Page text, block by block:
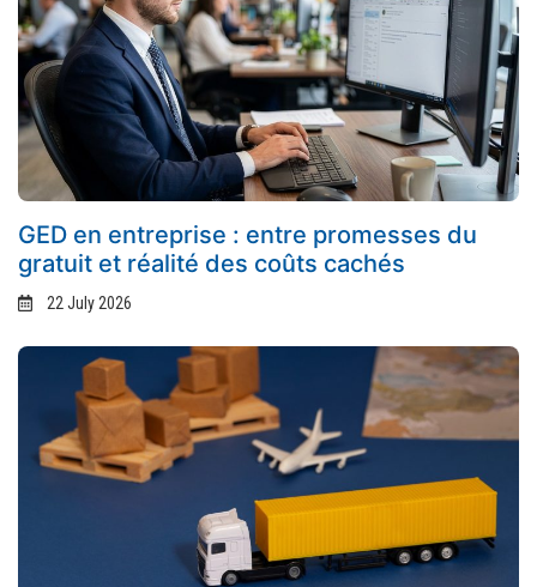
GED en entreprise : entre promesses du
gratuit et réalité des coûts cachés
22 July 2026